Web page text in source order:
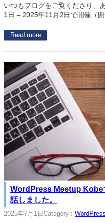
いつもブログをご覧くださり、
1日 – 2025年11月2日で開催（
Read more
WordPress Meetup Kobe
話しました。
2025年7月1日 Category : WordPress